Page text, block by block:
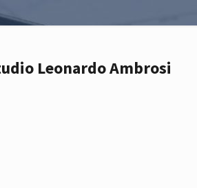
Leonardo Ambrosi